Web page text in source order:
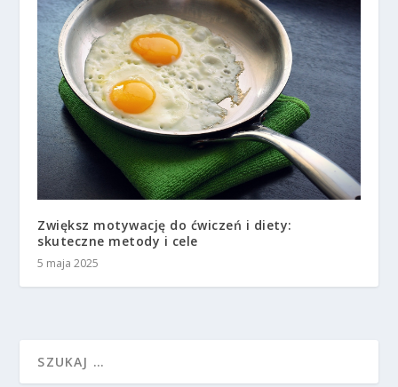
Zwiększ motywację do ćwiczeń i diety:
skuteczne metody i cele
5 maja 2025